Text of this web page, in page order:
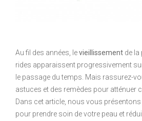
Au fil des années, levieillissement de la
rides apparaissent progressivement
le passage du temps. Mais rassurez-
astuces et des remèdes pour atténuer
Dans cet article, nous vous
pour prendre soin de votre peau et